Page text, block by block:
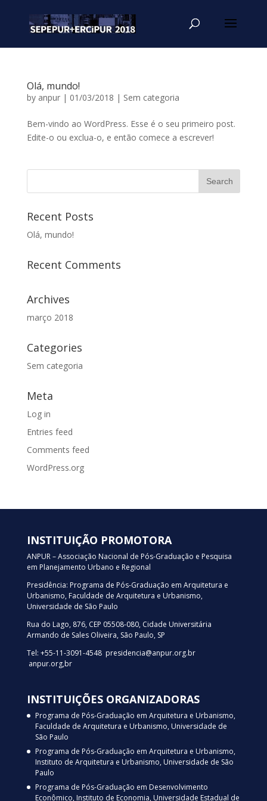
Olá, mundo!
by anpur| 01/03/2018 | Sem categoria
Bem-vindo ao WordPress. Esse é o seu primeiro post.
Edite-o ou exclua-o, e então comece a escrever!
Recent Posts
Olá, mundo!
Recent Comments
Archives
março 2018
Categories
Sem categoria
Meta
Log in
Entries feed
Comments feed
WordPress.org
INSTITUIÇÃO PROMOTORA
ANPUR – Associação Nacional de Pós-Graduação e Pesquisa
em Planejamento Urbano e Regional
Presidência: Programa de Pós-Graduação em Arquitetura e
Urbanismo, Faculdade de Arquitetura e Urbanismo,
Universidade de São Paulo
Rua do Lago, 876, CEP 05508-080, Cidade Universitária
Armando de Sales Oliveira, São Paulo, SP
Tel: +55-11-3091-4548 presidencia@anpur.org.br
anpur.org,br
INSTITUIÇÕES ORGANIZADORAS
Programa de Pós-Graduação em Arquitetura e Urbanismo,
Faculdade de Arquitetura e Urbanismo, Universidade de
São Paulo
Programa de Pós-Graduação em Arquitetura e Urbanismo,
Instituto de Arquitetura e Urbanismo, Universidade de São
Paulo
Programa de Pós-Graduação em Desenvolvimento
Econômico, Instituto de Economia, Universidade Estadual de